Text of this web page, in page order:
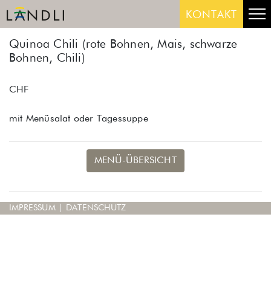
Skip
to
KONTAKT
Quinoa Chili (rote Bohnen, Mais, schwarze
Bohnen, Chili)
CHF
mit Menüsalat oder Tagessuppe
MENÜ-ÜBERSICHT
IMPRESSUM DATENSCHUTZ